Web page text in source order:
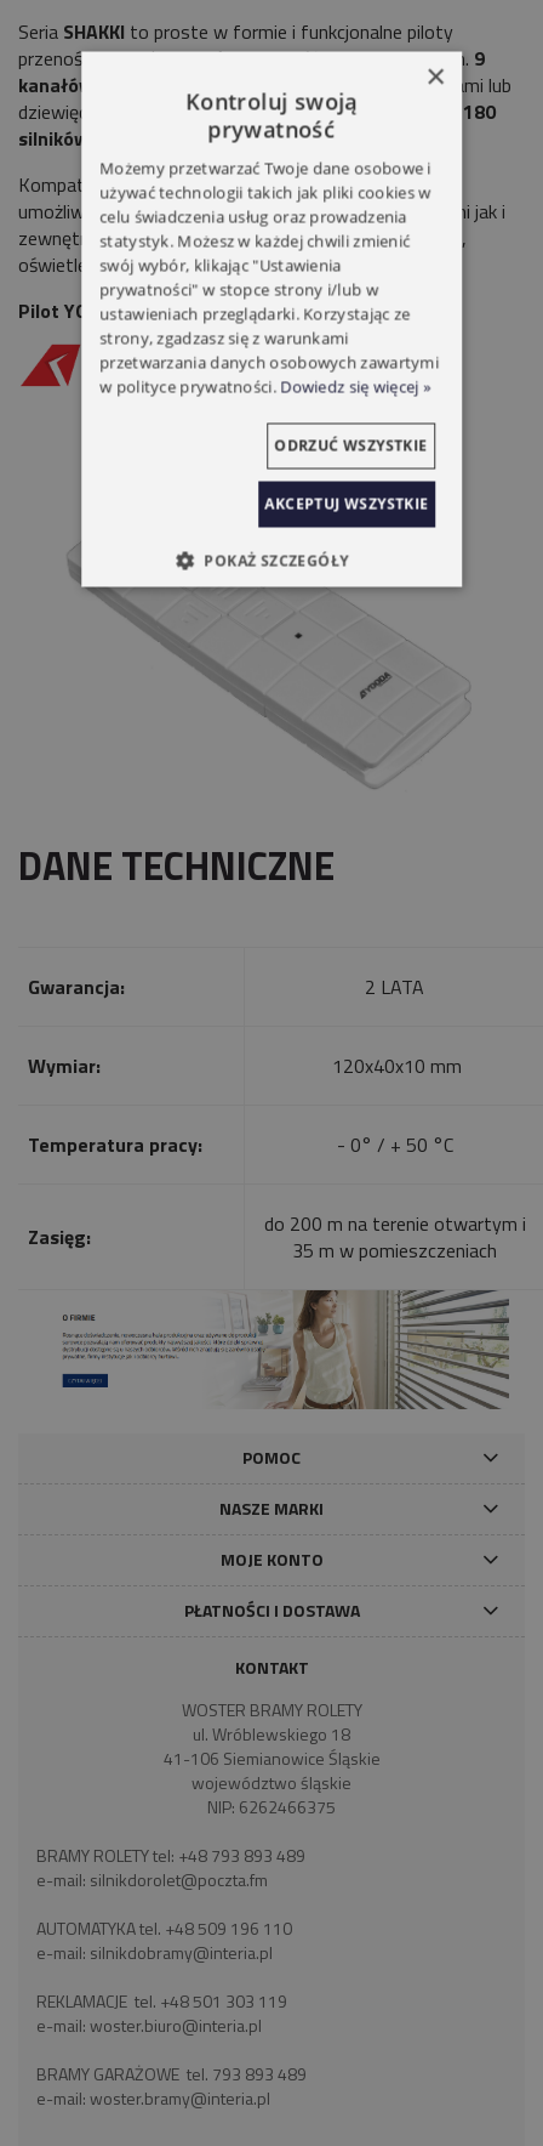
Seria SHAKKI to proste w formie i funkcjonalne piloty
przenośne i przełączniki ścienne o różnych parametrach. 9
kanałów
pozwala na sterowanie dziewięcioma napędami lub
dziewięcioma grupamido 20 napędów każda co daje 180
silników
Kompatybilność ze wszystkimi urządzeniamiYooda
umożliwia sterowanie zarówno roletami wewnętrznymi jak i
zewnętrznymi, a także firanami, zasłonami, markizami,
oświetleniem itd.
Pilot YOODA SHAKKI 9-KANAŁOWY
DANE TECHNICZNE
Gwarancja: 2 LATA
Wymiar: 120x40x10 mm
Temperatura pracy: - 0° / + 50 °C
Zasięg:
do 200 m na terenie otwartym i
35 m w pomieszczeniach
POMOC
NASZE MARKI
MOJE KONTO
PŁATNOŚCI I DOSTAWA
KONTAKT
WOSTER BRAMY ROLETY
ul. Wróblewskiego 18
41-106 Siemianowice Śląskie
województwo śląskie
NIP: 6262466375
BRAMY ROLETY tel: +48 793 893 489
e-mail: silnikdorolet@poczta.fm
AUTOMATYKA tel. +48 509 196 110
e-mail: silnikdobramy@interia.pl
REKLAMACJE tel. +48 501 303 119
e-mail:woster.biuro@interia.pl
BRAMY GARAŻOWE tel. 793 893 489
e-mail:woster.bramy@interia.pl
×
Kontroluj swoją
prywatność
Możemy przetwarzać Twoje dane osobowe i
używać technologii takich jak pliki cookies w
celu świadczenia usług oraz prowadzenia
statystyk. Możesz w każdej chwili zmienić
swój wybór, klikając "Ustawienia
prywatności" w stopce strony i/lub w
ustawieniach przeglądarki. Korzystając ze
strony, zgadzasz się z warunkami
przetwarzania danych osobowych zawartymi
w polityce prywatności. Dowiedz się więcej »
AKCEPTUJ WSZYSTKIE
ODRZUĆ WSZYSTKIE
POKAŻ SZCZEGÓŁY